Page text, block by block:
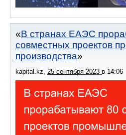
В странах ЕАЭС
совместных проектов
производства
kapital.kz 25 сентября 2023 в 14:06